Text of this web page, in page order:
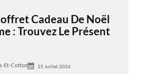
Cadeau De Noël
: Trouvez Le Présent
Et-Cotton 25 Juillet 2026